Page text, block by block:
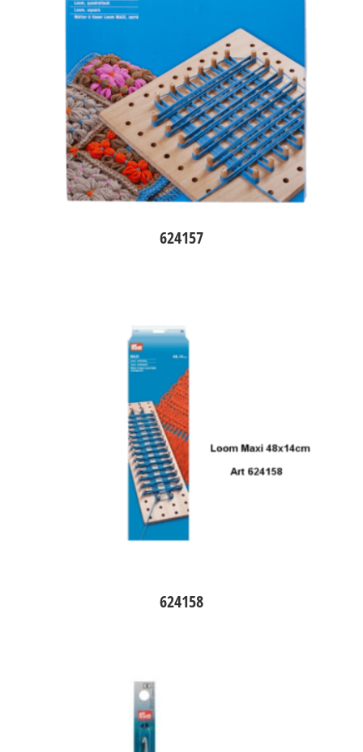
624157
624158